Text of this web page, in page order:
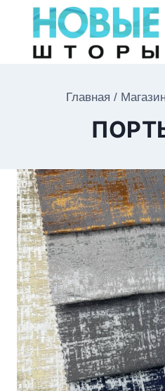
Главная /